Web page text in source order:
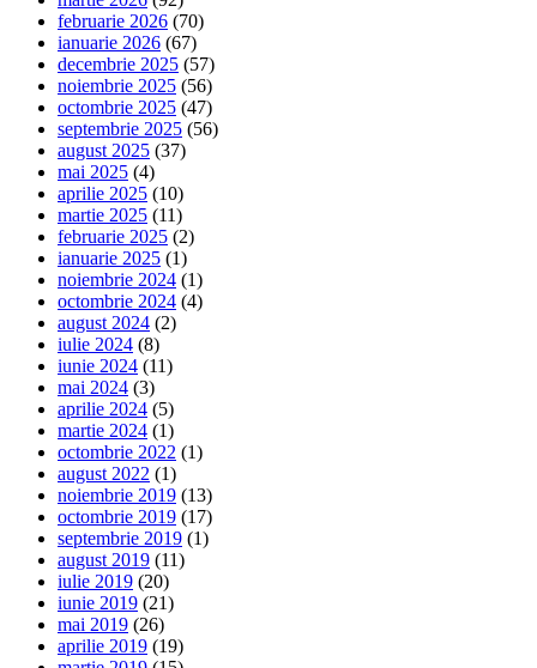
februarie 2026 (70)
ianuarie 2026 (67)
decembrie 2025 (57)
noiembrie 2025 (56)
octombrie 2025 (47)
septembrie 2025 (56)
august 2025 (37)
mai 2025 (4)
aprilie 2025 (10)
martie 2025 (11)
februarie 2025 (2)
ianuarie 2025 (1)
noiembrie 2024 (1)
octombrie 2024 (4)
august 2024 (2)
iulie 2024 (8)
iunie 2024 (11)
mai 2024 (3)
aprilie 2024 (5)
martie 2024 (1)
octombrie 2022 (1)
august 2022 (1)
noiembrie 2019 (13)
octombrie 2019 (17)
septembrie 2019 (1)
august 2019 (11)
iulie 2019 (20)
iunie 2019 (21)
mai 2019 (26)
aprilie 2019 (19)